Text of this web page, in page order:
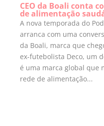
CEO da Boali conta
de alimentação
A nova temporada do
arranca com uma
da Boali, marca que
ex-futebolista Deco, um
é uma marca global que
rede de alimentação...